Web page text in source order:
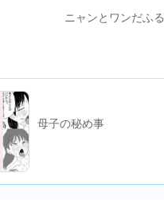
ニャンとワンだふる
母子の秘め事